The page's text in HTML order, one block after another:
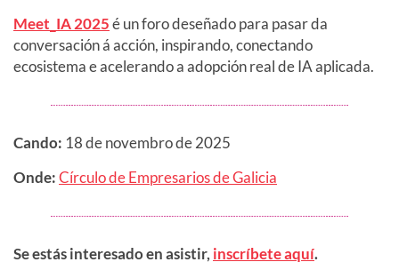
Meet_IA 2025é un foro deseñado para pasar da
conversación á acción, inspirando, conectando
ecosistema e acelerando a adopción real de IA aplicada.
Cando: 18 de novembro de 2025
Onde:Círculo de Empresarios de Galicia
Se estás interesado en asistir, inscríbete aquí.